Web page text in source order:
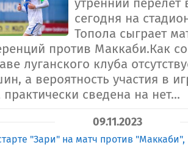
утренний перелет
сегодня на
Топола сыграет
против Маккаби.Как
луганского клуба
а вероятность участия в
сведена на нет...
09.11.2023
"Зари" на матч против